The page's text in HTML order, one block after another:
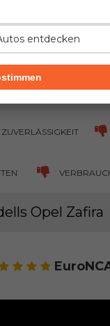
bei
Vergleich
ZUVERLÄSSIGKEIT
Opel Zafira
entdecken